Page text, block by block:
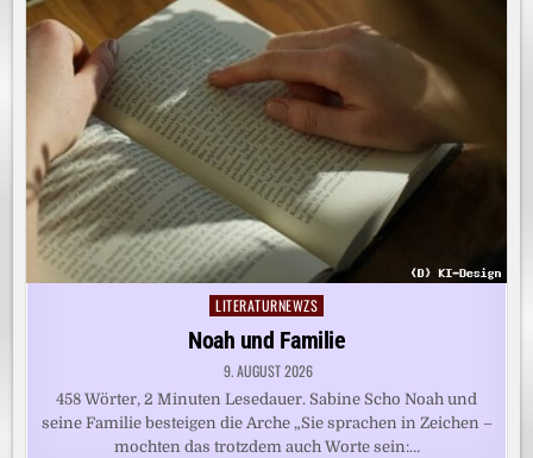
Posted
LITERATURNEWZS
Noah und Familie
9. AUGUST 2026
458 Wörter, 2 Minuten Lesedauer. Sabine Scho Noah und
seine Familie besteigen die Arche „Sie sprachen in Zeichen –
mochten das trotzdem auch Worte sein:…